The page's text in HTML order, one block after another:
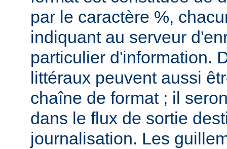
par le caractère %,
indiquant au serveur
particulier d'information.
littéraux peuvent aussi
chaîne de format ; il
dans le flux de sortie
journalisation. Les